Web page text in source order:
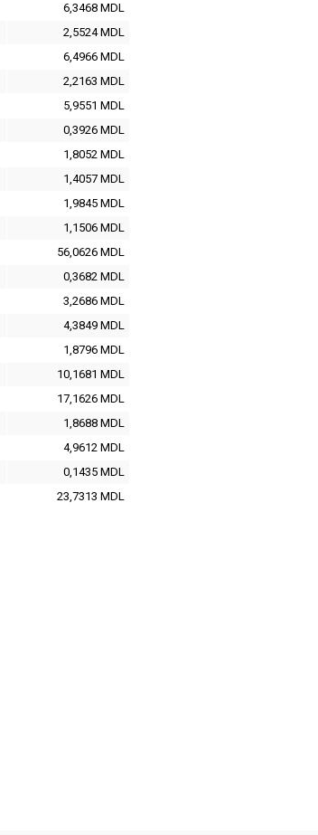
6,3468 MDL
2,5524MDL
6,4966 MDL
2,2163 MDL
5,9551 MDL
0,3926 MDL
1,8052 MDL
1,4057 MDL
1,9845 MDL
1,1506 MDL
56,0626 MDL
0,3682 MDL
3,2686 MDL
4,3849 MDL
1,8796 MDL
10,1681 MDL
17,1626 MDL
1,8688 MDL
4,9612 MDL
0,1435 MDL
23,7313 MDL